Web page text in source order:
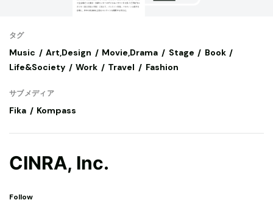
タグ
Music Art,Design Movie,Drama Stage
Book
Life&Society
Work Travel Fashion
サブメディア
Fika Kompass
CINRA, Inc.
Follow